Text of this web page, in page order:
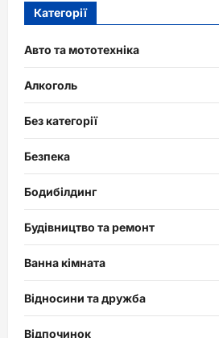
Категорії
Авто та мототехніка
Алкоголь
Без категорії
Безпека
Бодибілдинг
Будівництво та ремонт
Ванна кімната
Відносини та дружба
Відпочинок